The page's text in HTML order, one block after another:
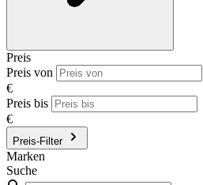
Preis
Preis von
€
Preis bis
€
Preis-Filter
Marken
Suche